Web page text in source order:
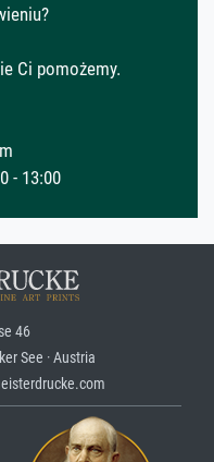
Ci pomożemy.
- 13:00
46
See · Austria